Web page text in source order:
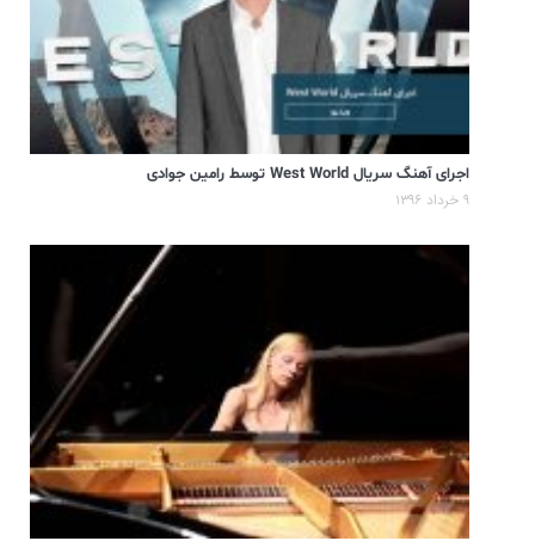
اجرای آهنگ سریال West World توسط رامین جوادی
۹ خرداد ۱۳۹۶